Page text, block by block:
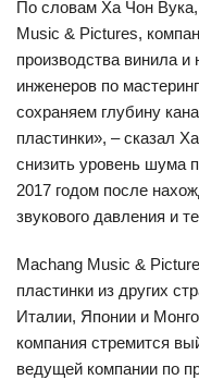
По словам Ха Чон Вука,
Music & Pictures,
производства винила и
инженеров по
сохраняем глубину
пластинки», – сказал
снизить уровень шума
2017 годом после
звукового давления и
Machang Music &
пластинки из других
Италии, Японии и
компания стремится
ведущей компании по